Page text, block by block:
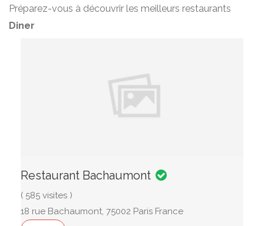
Préparez-vous à découvrir les meilleurs restaurants
Diner
Restaurant Bachaumont
( 585 visites )
18 rue Bachaumont, 75002 Paris France